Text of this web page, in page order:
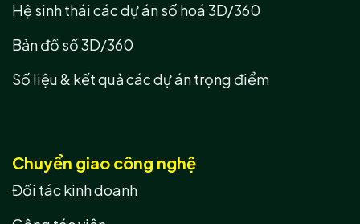
Hệ sinh thái các dự án số hoá 3D/360
Bản đồ số 3D/360
Số liệu & kết quả các dự án trọng điểm
Chuyển giao công nghệ
Đối tác kinh doanh